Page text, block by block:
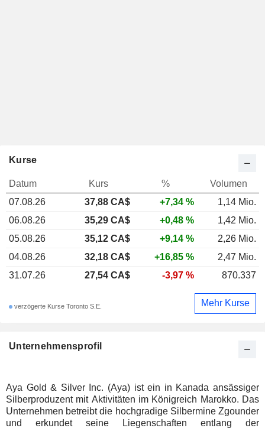
Unternehmensprofil
Aya Gold & Silver Inc. (Aya) ist ein in Kanada ansässiger
Silberproduzent mit Aktivitäten im Königreich Marokko. Das
Unternehmen betreibt die hochgradige Silbermine Zgounder
und erkundet seine Liegenschaften entlang der
Kurse
Datum Kurs %
Volumen
07.08.26
37,88 CA$ +7,34 %
1,14 Mio.
06.08.26
35,29 CA$ +0,48 %
1,42 Mio.
05.08.26
35,12 CA$ +9,14 %
2,26 Mio.
04.08.26
32,18 CA$ +16,85 %
2,47 Mio.
31.07.26
27,54 CA$ -3,97 % 870.337
verzögerte Kurse Toronto S.E. Mehr Kurse